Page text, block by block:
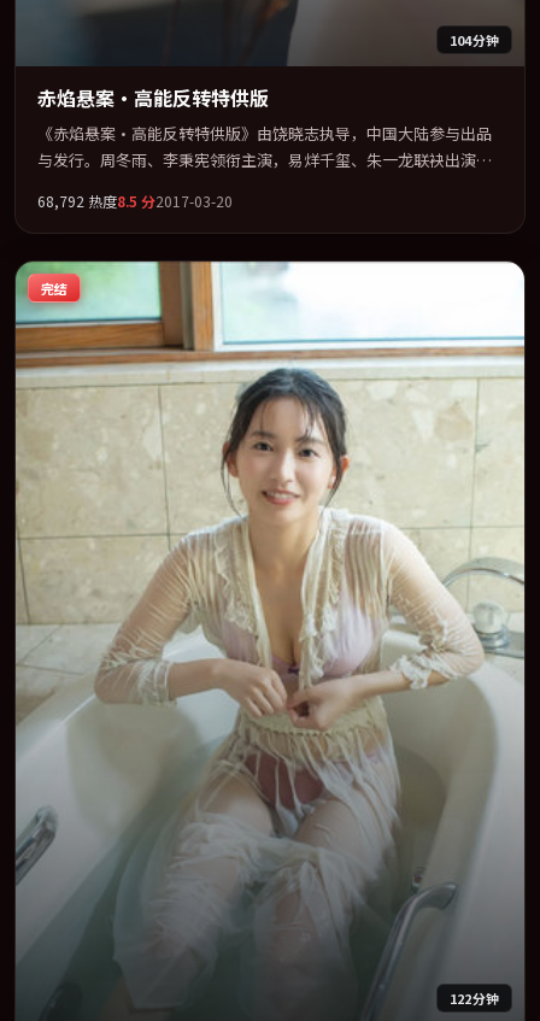
104分钟
赤焰悬案·高能反转特供版
《赤焰悬案·高能反转特供版》由饶晓志执导，中国大陆参与出品
与发行。周冬雨、李秉宪领衔主演，易烊千玺、朱一龙联袂出演。
为骨架，在叙事、表演与视听上力求统一。定于 2017-09-19 在内地
院线及主流平台同步亮相，2017 年度话题片中口碑稳健，适合喜欢
强情节与人物弧光的观众完整观看。
68,792 热度8.5 分2017-03-20
完结
122分钟